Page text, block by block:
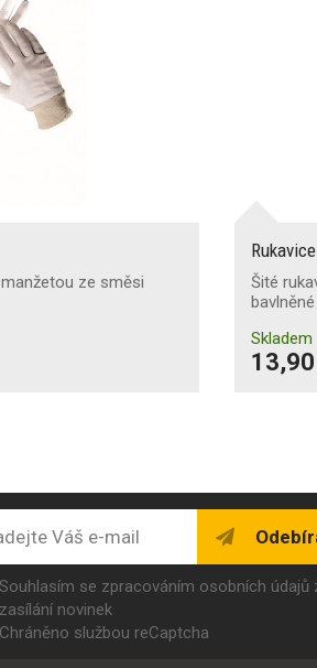
ze směsi
Šité
Skladem
Souhlasím se zpracováním osobních údajů
zasílání novinek
Chráněno službou reCaptcha